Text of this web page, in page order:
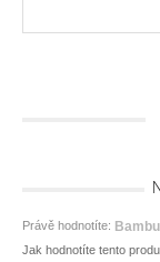
Právě hodnotíte:
Jak hodnotíte tento